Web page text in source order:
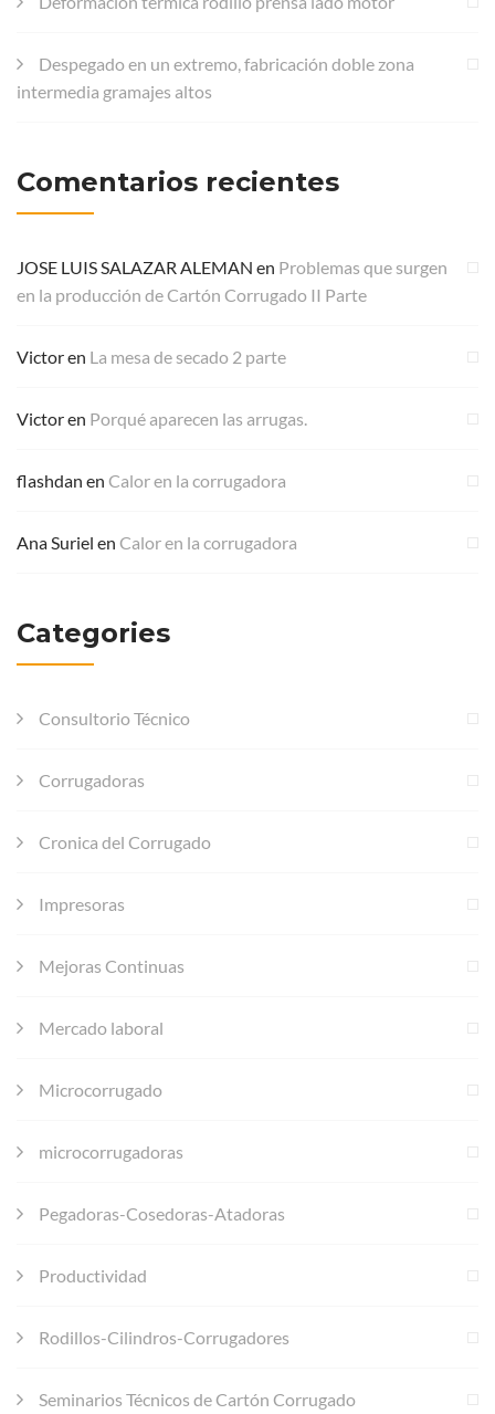
Despegado en un extremo, fabricación doble zona
intermedia gramajes altos
Comentarios recientes
JOSE LUIS SALAZAR ALEMAN en Problemas que surgen
en la producción de Cartón Corrugado II Parte
Victoren La mesa de secado 2 parte
Victoren Porqué aparecen las arrugas.
flashdan en Calor en la corrugadora
Ana Suriel en Calor en la corrugadora
Categories
Consultorio Técnico
Corrugadoras
Cronica del Corrugado
Impresoras
Mejoras Continuas
Mercado laboral
Microcorrugado
microcorrugadoras
Pegadoras-Cosedoras-Atadoras
Productividad
Rodillos-Cilindros-Corrugadores
Seminarios Técnicos de Cartón Corrugado